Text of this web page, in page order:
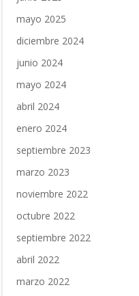
mayo 2025
diciembre 2024
junio 2024
mayo 2024
abril 2024
enero 2024
septiembre 2023
marzo 2023
noviembre 2022
octubre 2022
septiembre 2022
abril 2022
marzo 2022